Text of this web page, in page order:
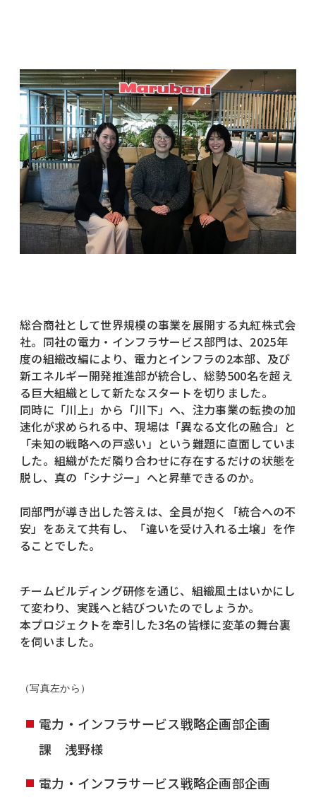
総合商社として世界規模の事業を展開する丸紅株式会
社。同社の電力・インフラサービス部門は、2025年
度の組織改編により、電力とインフラの2本部、及び
新エネルギー開発推進部が統合し、総勢500名を超え
る巨大組織として新たなスタートを切りました。
同時に「川上」から「川下」へ、注力事業の転換の加
速化が求められる中、現場は「異なる文化の融合」と
「未知の戦略への戸惑い」という難題に直面していま
した。組織がただ隣り合わせに存在するだけの状態を
脱し、真の「シナジー」へと昇華できるのか。
同部門が導き出した答えは、全員が抱く「統合への不
安」をあえて共有し、「違いを受け入れる土壌」を作
ることでした。
チームビルディング研修を通じ、組織風土はいかにし
て変わり、実践へと結びついたのでしょうか。
本プロジェクトを牽引した3名の皆様に変革の舞台裏
を伺いました。
（写真左から）
電力・インフラサービス戦略企画部企画
課 浅野様
電力・インフラサービス戦略企画部企画